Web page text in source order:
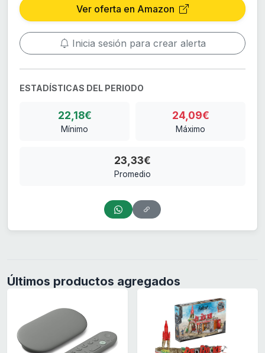
Ver oferta en Amazon
Inicia sesión para crear alerta
ESTADÍSTICAS DEL PERIODO
22,18€
Mínimo
24,09€
Máximo
23,33€
Promedio
Últimos productos agregados